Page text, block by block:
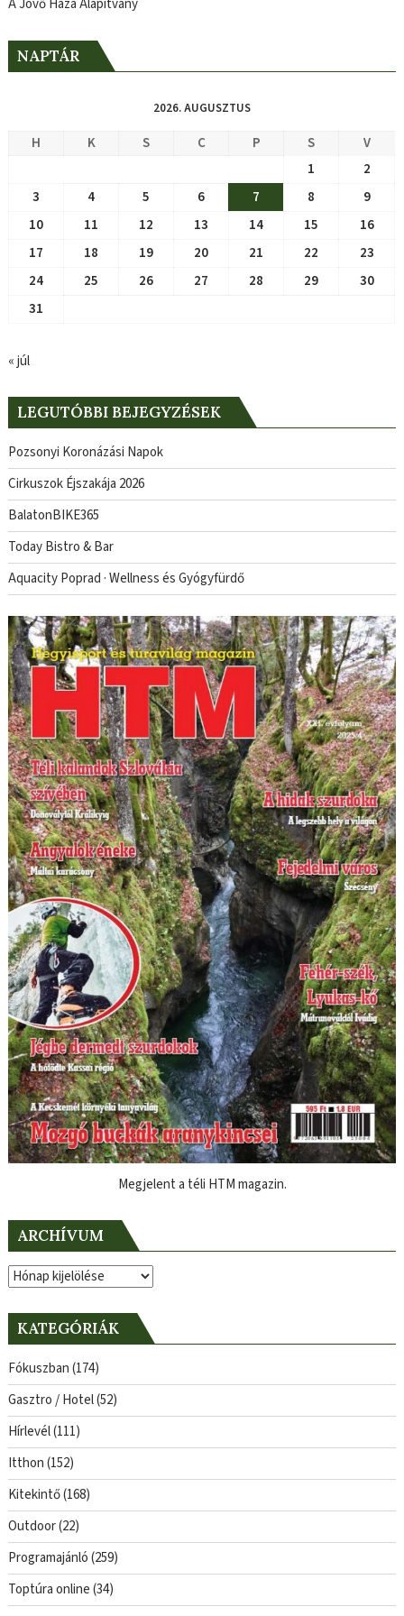
A Jövő Háza Alapítvány
NAPTÁR
2026. AUGUSZTUS
H K S C P S
V
1
2
3
4 5 6 7 8
9
10
11 12 13 14 15
16
17
18 19 20 21 22
23
24
25 26 27 28 29
30
31
« júl
LEGUTÓBBI BEJEGYZÉSEK
Pozsonyi Koronázási Napok
Cirkuszok Éjszakája 2026
BalatonBIKE365
Today Bistro & Bar
Aquacity Poprad · Wellness és Gyógyfürdő
Megjelent a téli HTM magazin.
ARCHÍVUM
Archívum
KATEGÓRIÁK
Fókuszban(174)
Gasztro / Hotel(52)
Hírlevél(111)
Itthon(152)
Kitekintő(168)
Outdoor(22)
Programajánló(259)
Toptúra online(34)